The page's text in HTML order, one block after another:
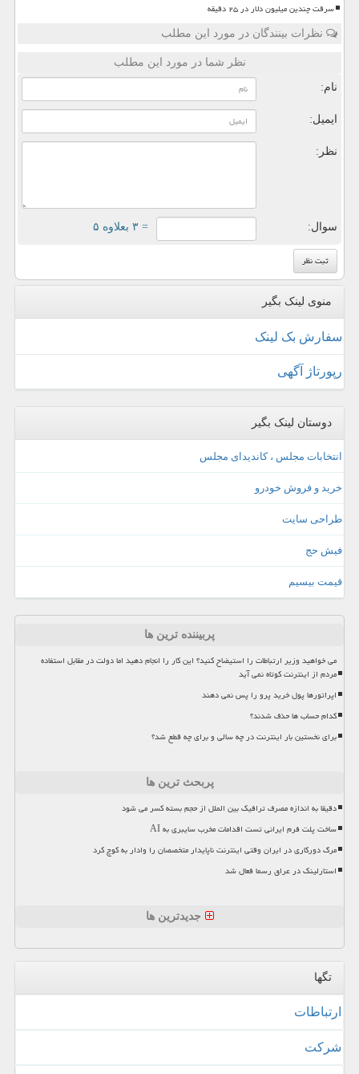
سرقت چندین میلیون دلار در ۲۵ دقیقه
نظرات بینندگان در مورد این مطلب
نظر شما در مورد این مطلب
نام:
ایمیل:
نظر:
سوال: = ۳ بعلاوه ۵
منوی لینک بگیر
سفارش بک لینک
رپورتاژ آگهی
دوستان لینک بگیر
انتخابات مجلس ، کاندیدای مجلس
خرید و فروش خودرو
طراحی سایت
فیش حج
قیمت بیسیم
پربیننده ترین ها
می خواهید وزیر ارتباطات را استیضاح کنید؟ این کار را انجام دهید اما دولت در مقابل استفاده
مردم از اینترنت کوتاه نمی آید
اپراتورها پول خرید پرو را پس نمی دهند
کدام حساب ها حذف شدند؟
برای نخستین بار اینترنت در چه سالی و برای چه قطع شد؟
پربحث ترین ها
دقیقا به اندازه مصرف ترافیک بین الملل از حجم بسته کسر می شود
ساخت پلت فرم ایرانی تست اقدامات مخرب سایبری به AI
مرگ دورکاری در ایران وقتی اینترنت ناپایدار متخصصان را وادار به کوچ کرد
استارلینک در عراق رسما فعال شد
جدیدترین ها
تگها
ارتباطات
شركت